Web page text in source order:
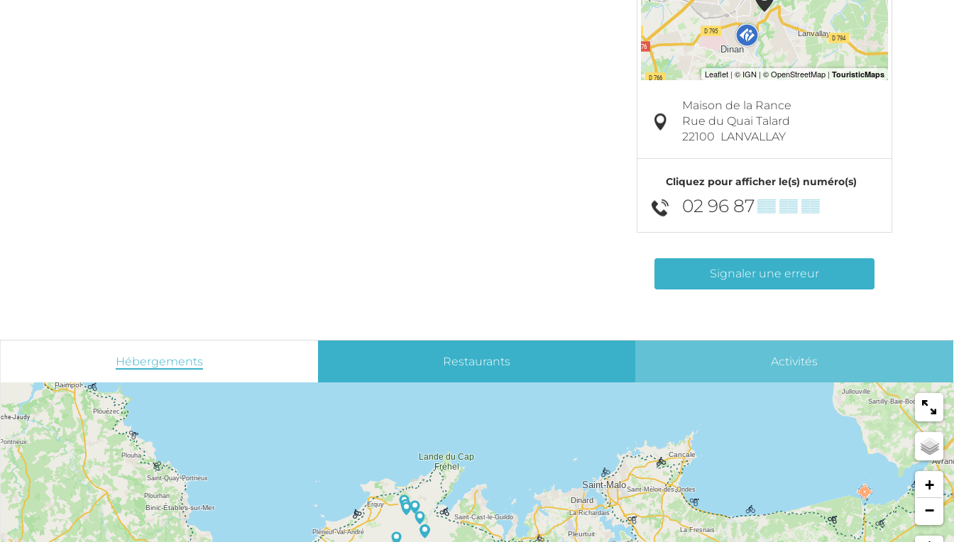
Maison de la Rance
Rue du Quai Talard
22100 LANVALLAY
Cliquez pour afficher le(s) numéro(s)
02 96 87▒▒ ▒▒ ▒▒
Signaler une erreur
Hébergements Restaurants Activités
+
−